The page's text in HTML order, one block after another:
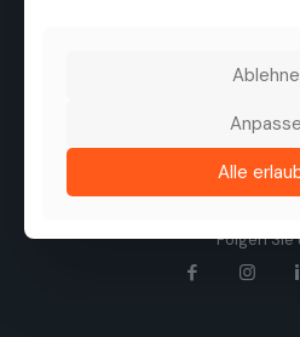
Herstellern, Kliniken
Tel. +41 44
Fax +41 44
Folgen Sie
Alle